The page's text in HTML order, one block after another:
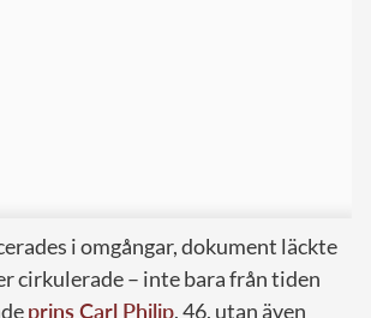
i omgångar, dokument läckte
cirkulerade – inte bara från tiden
prins Carl Philip, 46, utan även